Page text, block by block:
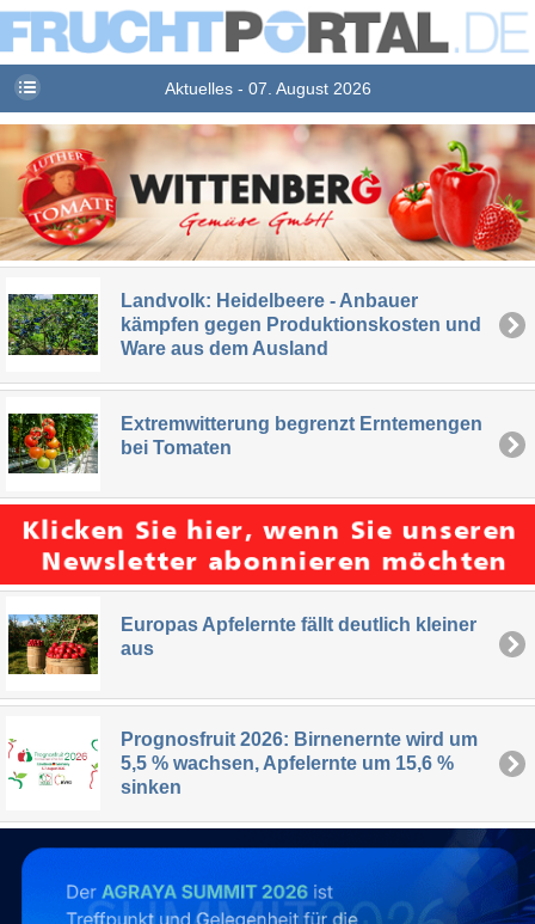
Aktuelles - 07. August 2026
Landvolk: Heidelbeere - Anbauer
kämpfen gegen Produktionskosten und
Ware aus dem Ausland
Extremwitterung begrenzt Erntemengen
bei Tomaten
Europas Apfelernte fällt deutlich kleiner
aus
Prognosfruit 2026: Birnenernte wird um
5,5 % wachsen, Apfelernte um 15,6 %
sinken